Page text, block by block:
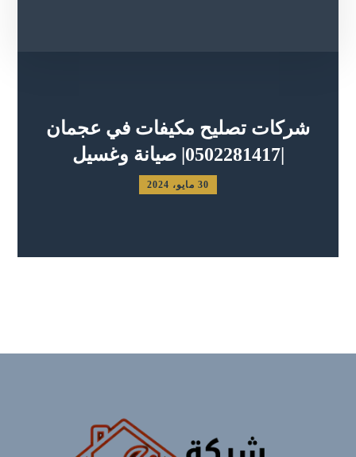
شركات تصليح مكيفات في عجمان
|0502281417| صيانة وغسيل
30 مايو، 2024